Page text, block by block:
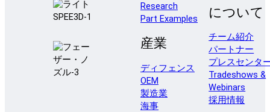
Research
Part Examples
産業
ディフェンス
OEM
製造業
海事
について
チーム紹介
パートナー
プレスセンタ
Tradeshows &
Webinars
採用情報